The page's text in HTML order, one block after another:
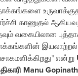
காணுதல்
வகையிலான
என்று
Manu Gopinath